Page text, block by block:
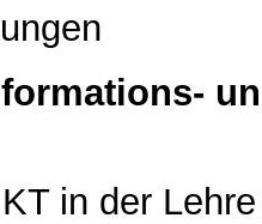
in der Lehre